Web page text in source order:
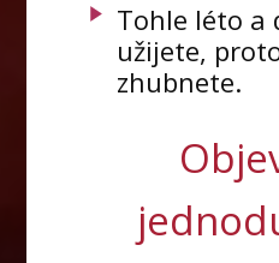
Tohle léto a
užijete,
zhubnete.